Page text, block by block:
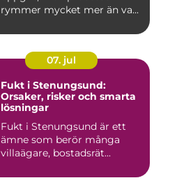
rymmer mycket mer än va...
07. jul
Fukt i Stenungsund:
Orsaker, risker och smarta
lösningar
Fukt i Stenungsund är ett
ämne som berör många
villaägare, bostadsrät...